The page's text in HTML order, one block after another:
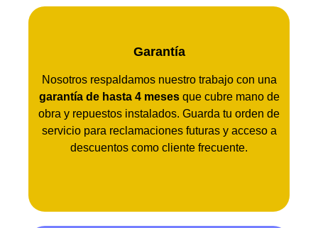
Garantía
Nosotros respaldamos nuestro trabajo con una
garantía de hasta 4 mesesque cubre mano de
obra y repuestos instalados. Guarda tu orden de
servicio para reclamaciones futuras y acceso a
descuentos como cliente frecuente.